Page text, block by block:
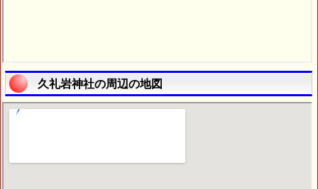
久礼岩神社の周辺の地図